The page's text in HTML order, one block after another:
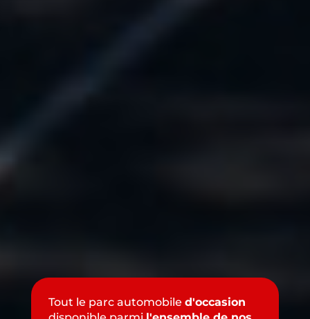
Tout le parc automobile d'occasion